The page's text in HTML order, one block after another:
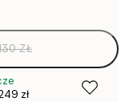
ZŁ
zł